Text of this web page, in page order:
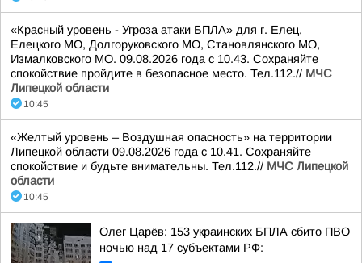
«Красный уровень - Угроза атаки БПЛА» для г. Елец,
Елецкого МО, Долгоруковского МО, Становлянского МО,
Измалковского МО. 09.08.2026 года с 10.43. Сохраняйте
спокойствие пройдите в безопасное место. Тел.112.// МЧС
Липецкой области
10:45
«Желтый уровень – Воздушная опасность» на территории
Липецкой области 09.08.2026 года с 10.41. Сохраняйте
спокойствие и будьте внимательны. Тел.112.// МЧС Липецкой
области
10:45
Олег Царёв: 153 украинских БПЛА сбито ПВО
ночью над 17 субъектами РФ: